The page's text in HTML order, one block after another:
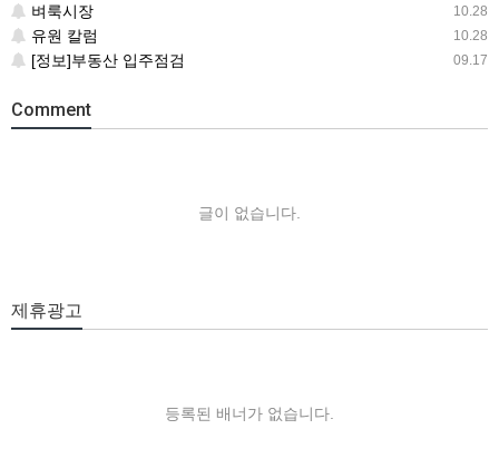
10.28
벼룩시장
10.28
유원 칼럼
09.17
[정보]부동산 입주점검
Comment
글이 없습니다.
제휴광고
등록된 배너가 없습니다.